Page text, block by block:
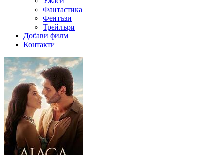
Фантастика
Фентъзи
Трейлъри
Добави филм
Контакти